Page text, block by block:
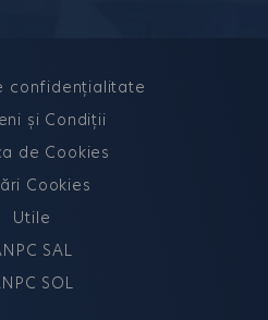
confidențialitate
și Condiții
de Cookies
Cookies
Utile
SAL
SOL